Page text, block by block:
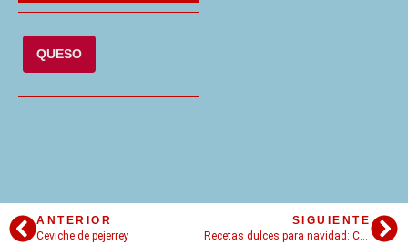
QUESO
ANTERIOR
Ceviche de pejerrey
SIGUIENTE
Recetas dulces para navidad: Crocante de chocolate!